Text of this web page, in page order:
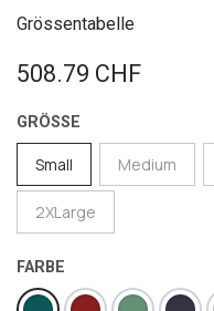
Grössentabelle
508.79 CHF
GRÖSSE
Small Medium
2XLarge
FARBE